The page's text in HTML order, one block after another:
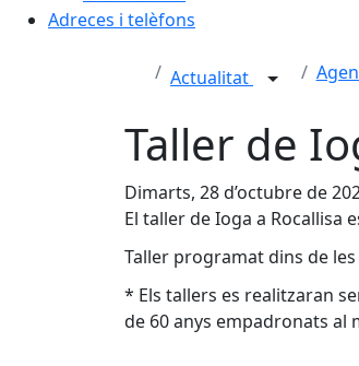
Adreces i telèfons
Actualitat
Taller de
Dimarts, 28 d’octubre de
El taller de Ioga a Rocallisa
Taller programat dins de
* Els tallers es realitzaran
de 60 anys empadronats al